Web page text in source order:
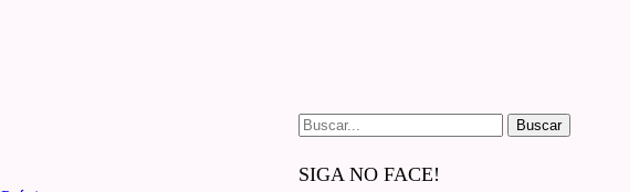
Buscar
por:
SIGA NO FACE!